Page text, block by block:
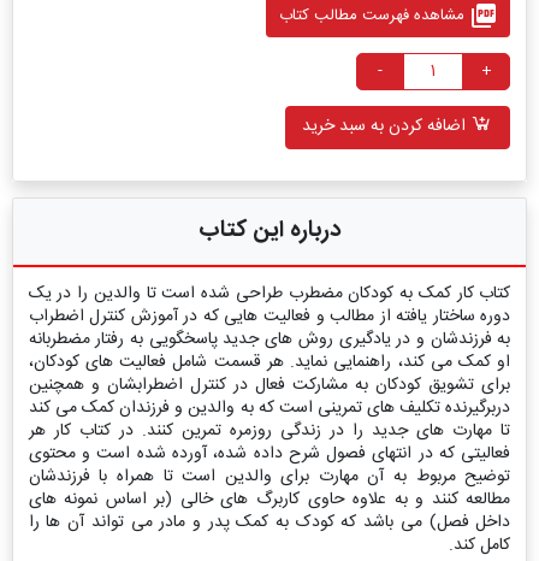
picture_as_pdf مشاهده فهرست مطالب کتاب
+
-
اضافه کردن به سبد خرید
درباره این کتاب
کتاب کار کمک به کودکان مضطرب طراحی شده است تا والدین را در یک
دوره ساختار یافته از مطالب و فعالیت هایی که در آموزش کنترل اضطراب
به فرزندشان و در یادگیری روش های جدید پاسخگویی به رفتار مضطربانه
او کمک می کند، راهنمایی نماید. هر قسمت شامل فعالیت های کودکان،
برای تشویق کودکان به مشارکت فعال در کنترل اضطرابشان و همچنین
دربرگیرنده تکلیف های تمرینی است که به والدین و فرزندان کمک می کند
تا مهارت های جدید را در زندگی روزمره تمرین کنند. در کتاب کار هر
فعالیتی که در انتهای فصول شرح داده شده، آورده شده است و محتوی
توضیح مربوط به آن مهارت برای والدین است تا همراه با فرزندشان
مطالعه کنند و به علاوه حاوی کاربرگ های خالی (بر اساس نمونه های
داخل فصل) می باشد که کودک به کمک پدر و مادر می تواند آن ها را
کامل کند.